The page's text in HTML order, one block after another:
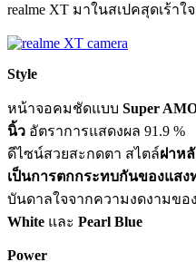
realme XT มาในสเปคสุดเร้าใ
Style
หน้าจอคมชัดแบบ Super
นิ้ว อัตราการแสดงผล 91.9 %
ดีไซน์สวยสะกดตา สไตล์ฝาห
เป็นการตกกระทบกันของแสง
บันดาลใจจากความงดงามข
White และ Pearl Blue
Power